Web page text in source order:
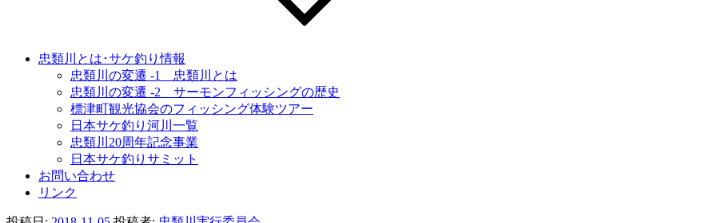
忠類川とは･サケ釣り情報
忠類川の変遷 -1 忠類川とは
忠類川の変遷 -2 サーモンフィッシングの歴史
標津町観光協会のフィッシング体験ツアー
日本サケ釣り河川一覧
忠類川20周年記念事業
日本サケ釣りサミット
お問い合わせ
リンク